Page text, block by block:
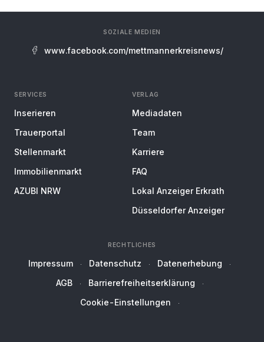
SOZIALE MEDIEN
www.facebook.com/mettmannerkreisnews/
SERVICES
Inserieren
Trauerportal
Stellenmarkt
Immobilienmarkt
AZUBI NRW
VERLAG
Mediadaten
Team
Karriere
FAQ
Lokal Anzeiger Erkrath
Düsseldorfer Anzeiger
RECHTLICHES
Impressum Datenschutz
Datenerhebung
AGB
Barrierefreiheitserklärung
Cookie-Einstellungen